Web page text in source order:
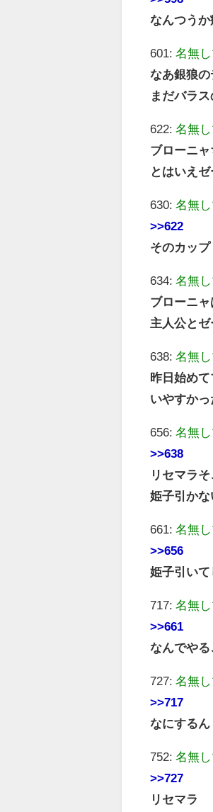
なんつう
601:名無
なあ銀狼の
まだバラ
622:名無
ブローニ
とはいえ
630:名無
>>622
そのカッ
634:名無
ブローニ
主人公と
638:名無
昨日始め
いやすかっ
656:名無
>>638
リセマラ
姫子引か
661:名無
>>656
姫子引い
717:名無
>>661
なんでやる
727:名無
>>717
なにするん
752:名無
>>727
リセマラ